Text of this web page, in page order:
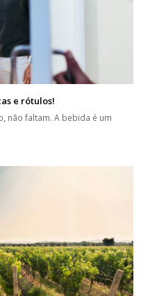
e rótulos!
não faltam. A bebida é um